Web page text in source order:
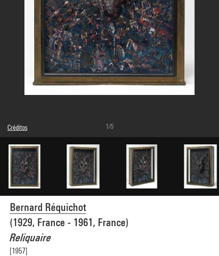
Bernard Réquichot
(1929, France - 1961, France)
Reliquaire
[1957]
Créditos
© Adagp, Paris
Créditos fotográficos : Centre Pompidou, MNAM-CCI/Audrey Laurans/Dist.
GrandPalaisRmn
Referencia de la imagen : 4N93547
Difusión de la imagen :
GrandPalaisRmnPhoto
1/5